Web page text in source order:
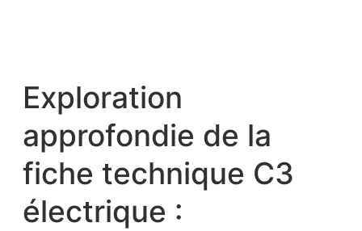
Exploration
approfondie de la
fiche technique C3
électrique :